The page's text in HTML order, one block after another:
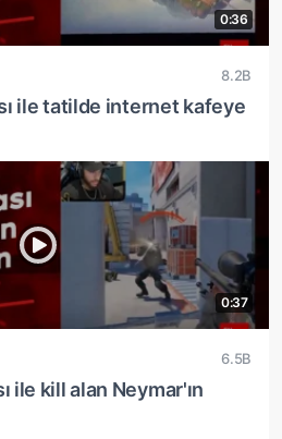
0:36
8.2B
ile tatilde internet kafeye
0:37
6.5B
ile kill alan Neymar'ın